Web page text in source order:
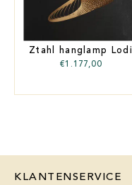
Ztahl hanglamp Lodi
€1.177,00
KLANTENSERVICE